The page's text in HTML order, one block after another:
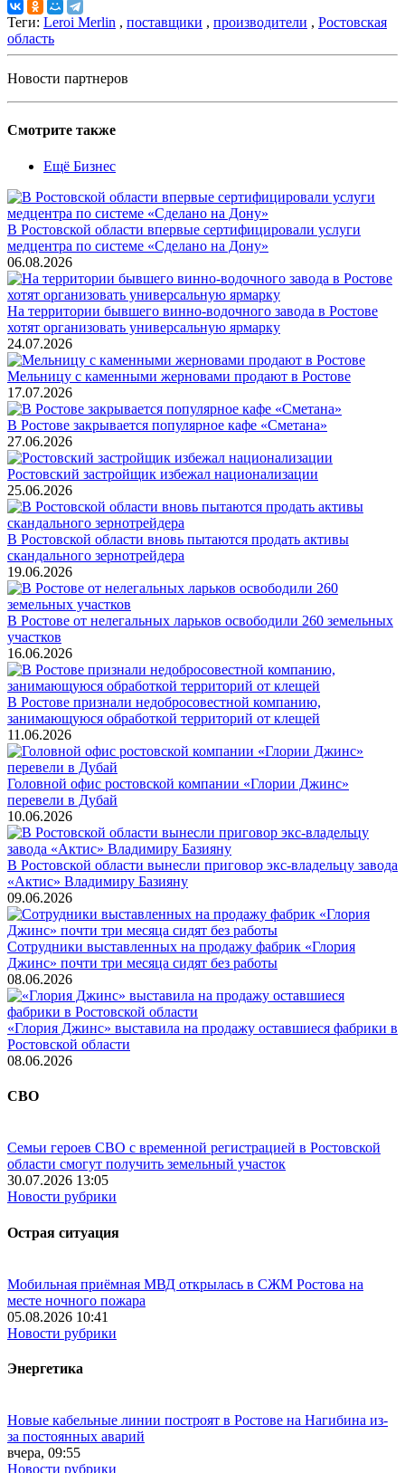
Теги: Leroi Merlin , поставщики , производители , Ростовская
область
Новости партнеров
Смотрите также
Ещё Бизнес
В Ростовской области впервые сертифицировали услуги
медцентра по системе «Сделано на Дону»
06.08.2026
На территории бывшего винно-водочного завода в Ростове
хотят организовать универсальную ярмарку
24.07.2026
Мельницу с каменными жерновами продают в Ростове
17.07.2026
В Ростове закрывается популярное кафе «Сметана»
27.06.2026
Ростовский застройщик избежал национализации
25.06.2026
В Ростовской области вновь пытаются продать активы
скандального зернотрейдера
19.06.2026
В Ростове от нелегальных ларьков освободили 260 земельных
участков
16.06.2026
В Ростове признали недобросовестной компанию,
занимающуюся обработкой территорий от клещей
11.06.2026
Головной офис ростовской компании «Глории Джинс»
перевели в Дубай
10.06.2026
В Ростовской области вынесли приговор экс-владельцу завода
«Актис» Владимиру Базияну
09.06.2026
Сотрудники выставленных на продажу фабрик «Глория
Джинс» почти три месяца сидят без работы
08.06.2026
«Глория Джинс» выставила на продажу оставшиеся фабрики в
Ростовской области
08.06.2026
СВО
Семьи героев СВО с временной регистрацией в Ростовской
области смогут получить земельный участок
30.07.2026 13:05
Новости рубрики
Острая ситуация
Мобильная приёмная МВД открылась в СЖМ Ростова на
месте ночного пожара
05.08.2026 10:41
Новости рубрики
Энергетика
Новые кабельные линии построят в Ростове на Нагибина из-
за постоянных аварий
вчера, 09:55
Новости рубрики